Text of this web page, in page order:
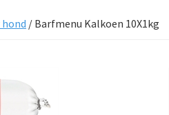
/ Barfmenu Kalkoen 10X1kg